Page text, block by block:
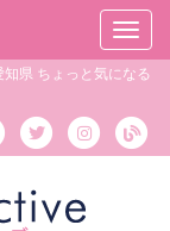
県 ちょっと気になる